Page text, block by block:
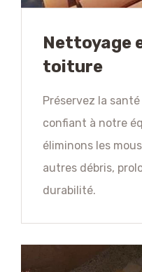
Nettoyage
toiture
Préservez la
confiant à notre
éliminons les
autres débris,
durabilité.